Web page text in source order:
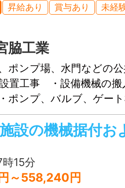
昇給あり 賞与あり 未経
脇工業
ポンプ場、水門などの
置工事 ・設備機械の搬
ポンプ、バルブ、ゲー
設設備の配管工事やメ
業務全般 現場は主に
設などで、 インフラ
：変更なし
15分
～558,240円